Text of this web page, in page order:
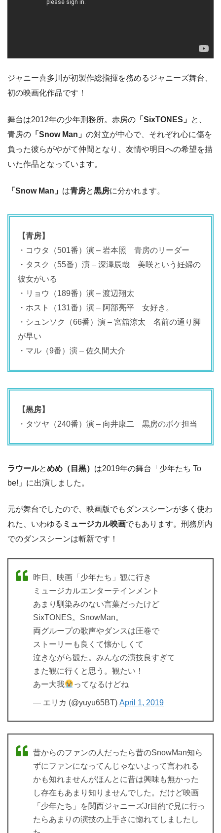
ジャニー喜多川が初製作総指揮を務めるジャニーズ舞台、
初の映画化作品です！
舞台は2012年の少年刑務所。赤房の 「SixTONES」 と、
青房の 「Snow Man」 の対立が中心で、それぞれ心に傷を
負った彼らがやがて仲間となり、友情や明日への希望を描
いた作品となっています。
「Snow Man」 は青房と黒房に分かれます。
【青房】
・コウタ（501番）演 – 岩本照 青房のリーダー
・タスク（55番）演 – 深澤辰哉 美咲という妊婦の
彼女がいる
・リョウ（189番）演 – 渡辺翔太
・ホスト（131番）演 – 阿部亮平 女好き。
・シュンソク（66番）演 – 宮舘涼太 名前の通り脚
が早い
・マル（9番）演 – 佐久間大介
【黒房】
・タツヤ（240番）演 – 向井康二 黒房のボケ担当
ラウールとめめ（目黒） は2019年の舞台「少年たち To
be!」に出演しました。
元が舞台でしたので、映画版でもダンスシーンが多く使わ
れた、いわゆる ミュージカル映画でもあります。刑務所内
でのダンスシーンは斬新です！
昨日、映画「少年たち」観に行き
ミュージカルエンターテインメント
あまり馴染みのない言葉だったけど
SixTONES。SnowMan。
両グループの歌声やダンスは圧巻で
ストーリーも良くて懐かしくて
泣きながら観た。みんなの演技良すぎて
また観に行くと思う。観たい！
あー大我
ってなるけどね
— エリカ (@yuyu65BT) April 1, 2019
昔からのファンの人だったら昔のSnowMan知ら
ずにファンになってんじゃないよって言われる
かも知れませんがほんとに昔は興味も無かった
し存在もあまり知りませんでした。だけど映画
「少年たち」を関西ジャニーズJr目的で見に行っ
たらあまりの演技の上手さに惚れてしましたし